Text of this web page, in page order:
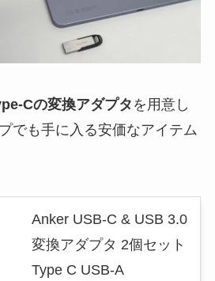
Cの変換アダプタ を用意し
でも手に入る安価なアイテム
Anker USB-C & USB 3.0
変換アダプタ 2個セット
Type C USB-A